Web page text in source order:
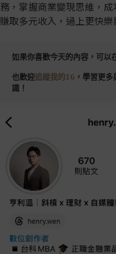
務，掌握商業變現思維，
賺取多元收入，過上更快樂
如果你喜歡今天的內容，可以
也歡迎追蹤我的IG ，學習更
識！